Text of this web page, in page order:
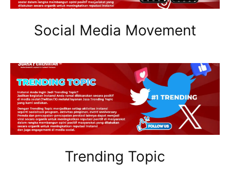
Social Media Movement
Trending Topic